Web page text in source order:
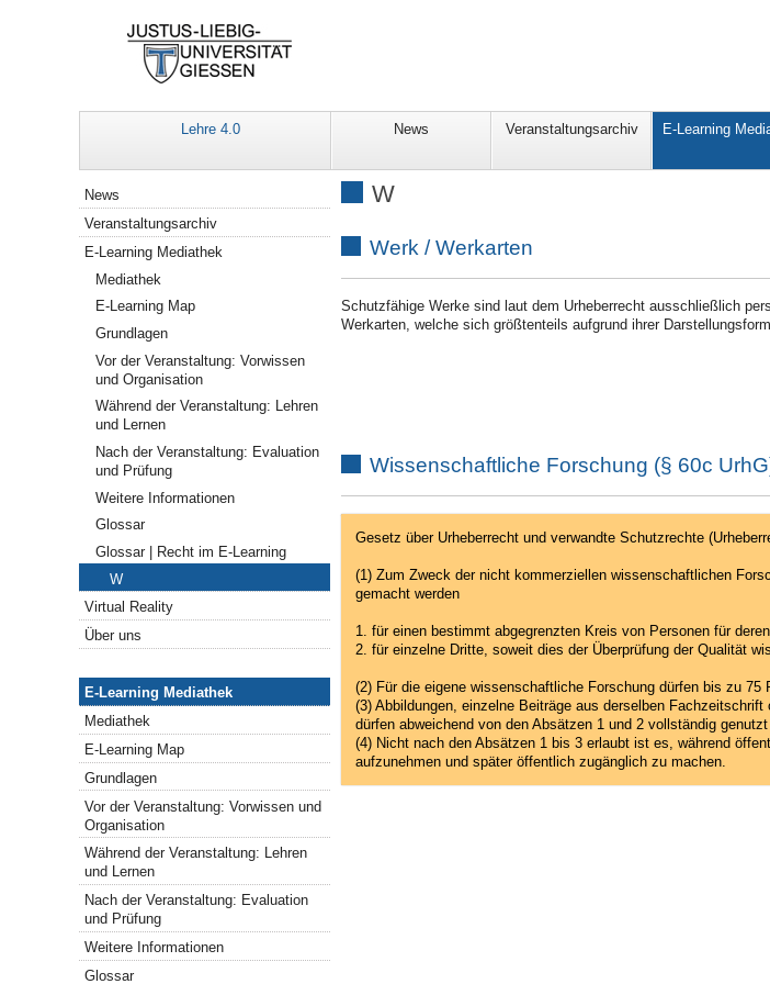
Lehre 4.0 News Veranstaltungsarchiv E-Learning
W
Werk / Werkarten
Schutzfähige Werke sind laut dem Urheberrecht ausschließlich
Werkarten, welche sich größtenteils aufgrund ihrer
Wissenschaftliche Forschung (§ 60c
Gesetz über Urheberrecht und verwandte Schutzrechte
(1) Zum Zweck der nicht kommerziellen wissenschaftlichen
gemacht werden
1. für einen bestimmt abgegrenzten Kreis von Personen für
2. für einzelne Dritte, soweit dies der Überprüfung der Qualität
(2) Für die eigene wissenschaftliche Forschung dürfen bis zu
(3) Abbildungen, einzelne Beiträge aus derselben
dürfen abweichend von den Absätzen 1 und 2 vollständig genutzt
(4) Nicht nach den Absätzen 1 bis 3 erlaubt ist es, während
aufzunehmen und später öffentlich zugänglich zu machen.
Mediathek
News
Veranstaltungsarchiv
E-Learning Mediathek
Mediathek
E-Learning Map
Grundlagen
Vor der Veranstaltung: Vorwissen
und Organisation
Während der Veranstaltung: Lehren
und Lernen
Nach der Veranstaltung: Evaluation
und Prüfung
Weitere Informationen
Glossar
Glossar | Recht im E-Learning
W
Virtual Reality
Über uns
Navigation
E-Learning Mediathek
Mediathek
E-Learning Map
Grundlagen
Vor der Veranstaltung: Vorwissen und
Organisation
Während der Veranstaltung: Lehren
und Lernen
Nach der Veranstaltung: Evaluation
und Prüfung
Weitere Informationen
Glossar